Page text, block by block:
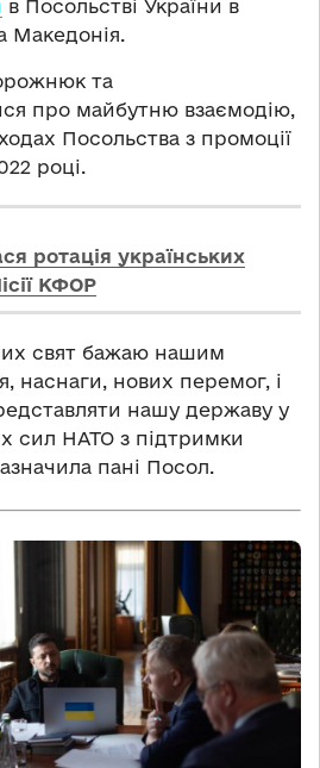
в Посольстві України в
Македонія.
та
про майбутню взаємодію,
Посольства з промоції
році.
ротація українських
КФОР
свят бажаю нашим
наснаги, нових перемог, і
нашу державу у
сил НАТО з підтримки
пані Посол.